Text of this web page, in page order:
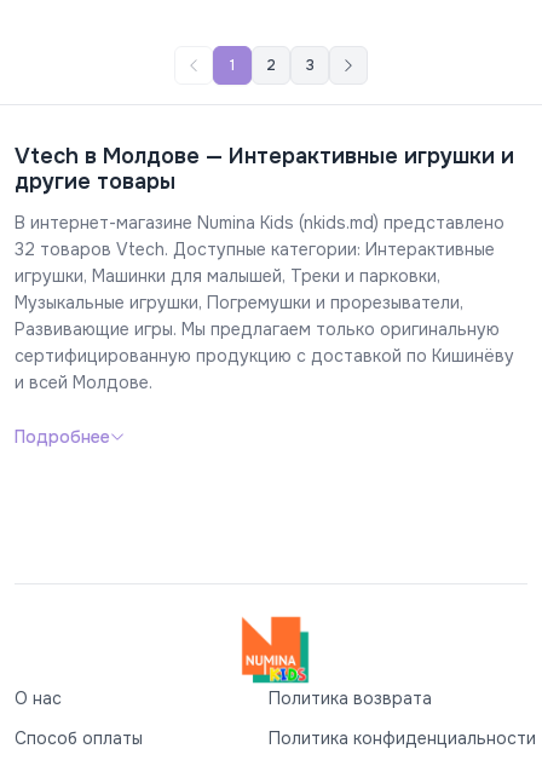
1 2 3
Vtech в Молдове — Интерактивные игрушки и
другие товары
В интернет-магазине Numina Kids (nkids.md) представлено
32 товаров Vtech. Доступные категории: Интерактивные
игрушки, Машинки для малышей, Треки и парковки,
Музыкальные игрушки, Погремушки и прорезыватели,
Развивающие игры. Мы предлагаем только оригинальную
сертифицированную продукцию с доставкой по Кишинёву
и всей Молдове.
Подробнее
О нас
Политика возврата
Способ оплаты
Политика конфиденциальности